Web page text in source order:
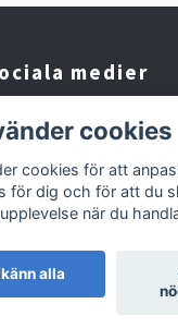
medier
Facebook
Instagram
TikTok
cookies
cookies för att
för dig och för att du
när du
alla